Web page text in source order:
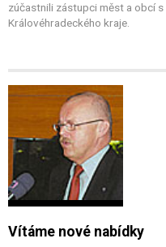
zúčastnili zástupci měst a obcí
Královéhradeckého kraje.
Vítáme nové nabídky